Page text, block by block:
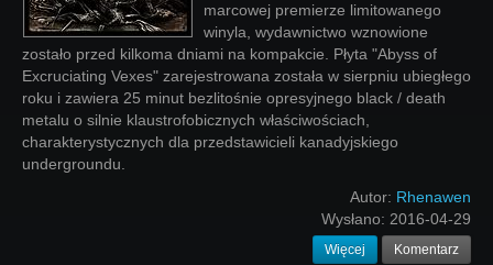
marcowej premierze limitowanego
winyla, wydawnictwo wznowione
zostało przed kilkoma dniami na kompakcie. Płyta "Abyss of
Excruciating Vexes" zarejestrowana została w sierpniu ubiegłego
roku i zawiera 25 minut bezlitośnie opresyjnego black / death
metalu o silnie klaustrofobicznych właściwościach,
charakterystycznych dla przedstawicieli kanadyjskiego
undergroundu.
Autor: Rhenawen
Wysłano: 2016-04-29
Więcej Komentarz